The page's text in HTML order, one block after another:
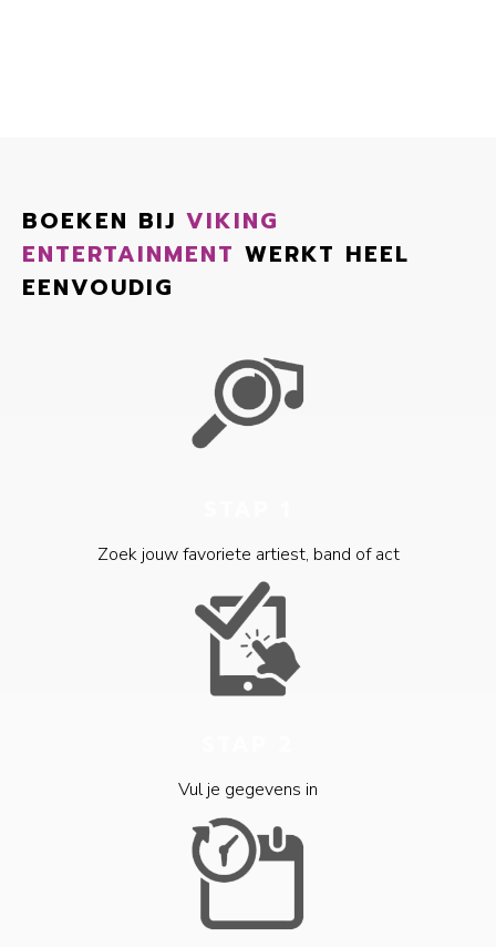
BOEKEN BIJ VIKING
ENTERTAINMENT WERKT HEEL
EENVOUDIG
Zoek jouw favoriete artiest, band of act
Vul je gegevens in